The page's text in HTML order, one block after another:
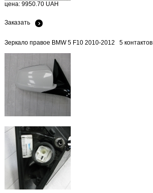
цена: 9950.70 UAH
Заказать
Зеркало правое BMW 5 F10 2010-2012 5 контактов